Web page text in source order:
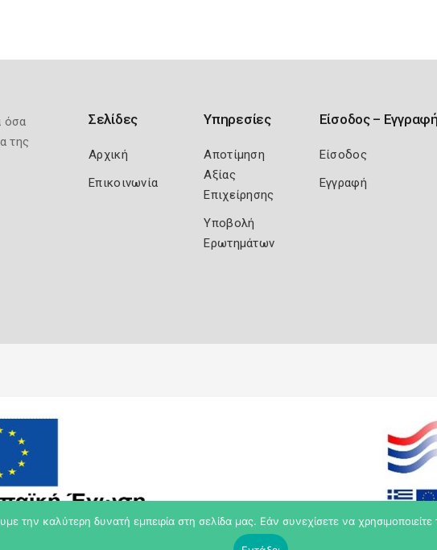
όσα
της
Σελίδες
Αρχική
Επικοινωνία
Υπηρεσίες
Αποτίμηση
Αξίας
Επιχείρησης
Υποβολή
Ερωτημάτων
Είσοδος –
Είσοδος
Εγγραφή
την καλύτερη δυνατή εμπειρία στη σελίδα μας. Εάν συνεχίσετε να